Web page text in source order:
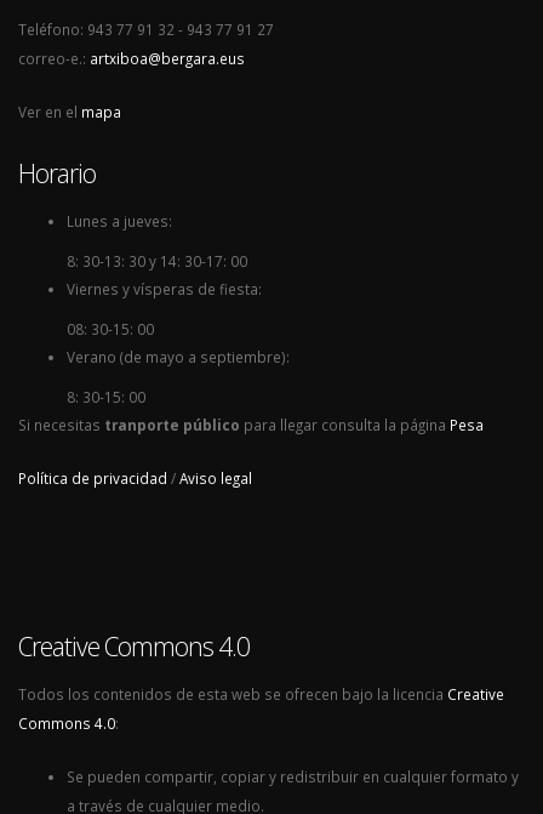
Teléfono: 943 77 91 32 - 943 77 91 27
correo-e.: artxiboa@bergara.eus
Ver en el mapa
Horario
Lunes a jueves:
8: 30-13: 30 y 14: 30-17: 00
Viernes y vísperas de fiesta:
08: 30-15: 00
Verano (de mayo a septiembre):
8: 30-15: 00
Si necesitas tranporte público para llegar consulta la página Pesa
Política de privacidad /Aviso legal
Creative Commons 4.0
Todos los contenidos de esta web se ofrecen bajo la licencia Creative
Commons 4.0:
Se pueden compartir, copiar y redistribuir en cualquier formato y
a través de cualquier medio.